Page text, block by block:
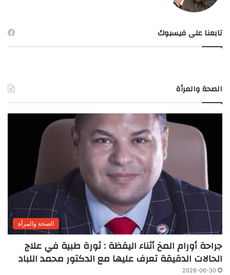
تابعنا على فيسبوك
الصحة والمرأة
الصحة والمرأة
جراحة أورام المخ أثناء اليقظة : ثورة طبية في علاج
الحالات الدقيقة تعرف عليها مع الدكتور محمد اللباد
2026-06-30